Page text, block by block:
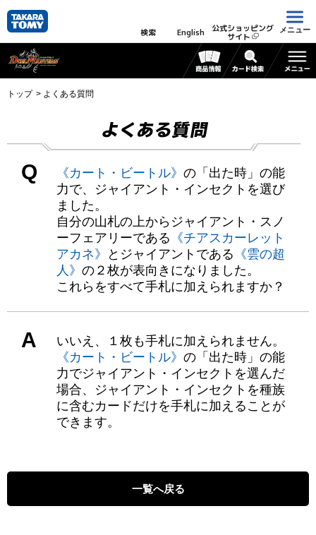
検索 English 公式ショッピング
サイト
メニュー
トップ よくある質問
よくある質問
Q 《カート・ビートル》 の「出た時」の能
力で、ジャイアント・インセクトを選び
ました。
自分の山札の上からジャイアント・スノ
ーフェアリーである 《チアスカーレット
アカネ》
とジャイアントである 《雲の超
人》 の２枚が表向きになりました。
これらをすべて手札に加えられますか？
A
いいえ、１枚も手札に加えられません。
《カート・ビートル》 の「出た時」の能
力でジャイアント・インセクトを選んだ
場合、ジャイアント・インセクトを種族
に含むカードだけを手札に加えることが
できます。
一覧へ戻る